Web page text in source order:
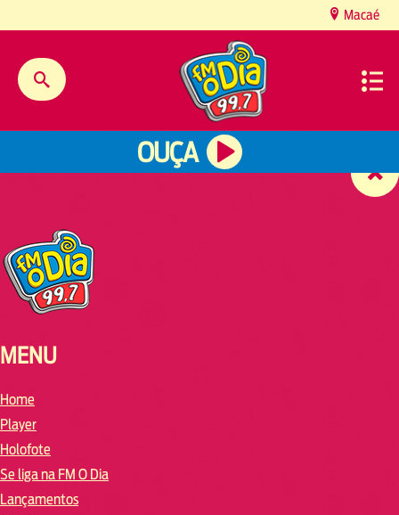
Macaé
OUÇA
MENU
Home
Player
Holofote
Se liga na FM O Dia
Lançamentos